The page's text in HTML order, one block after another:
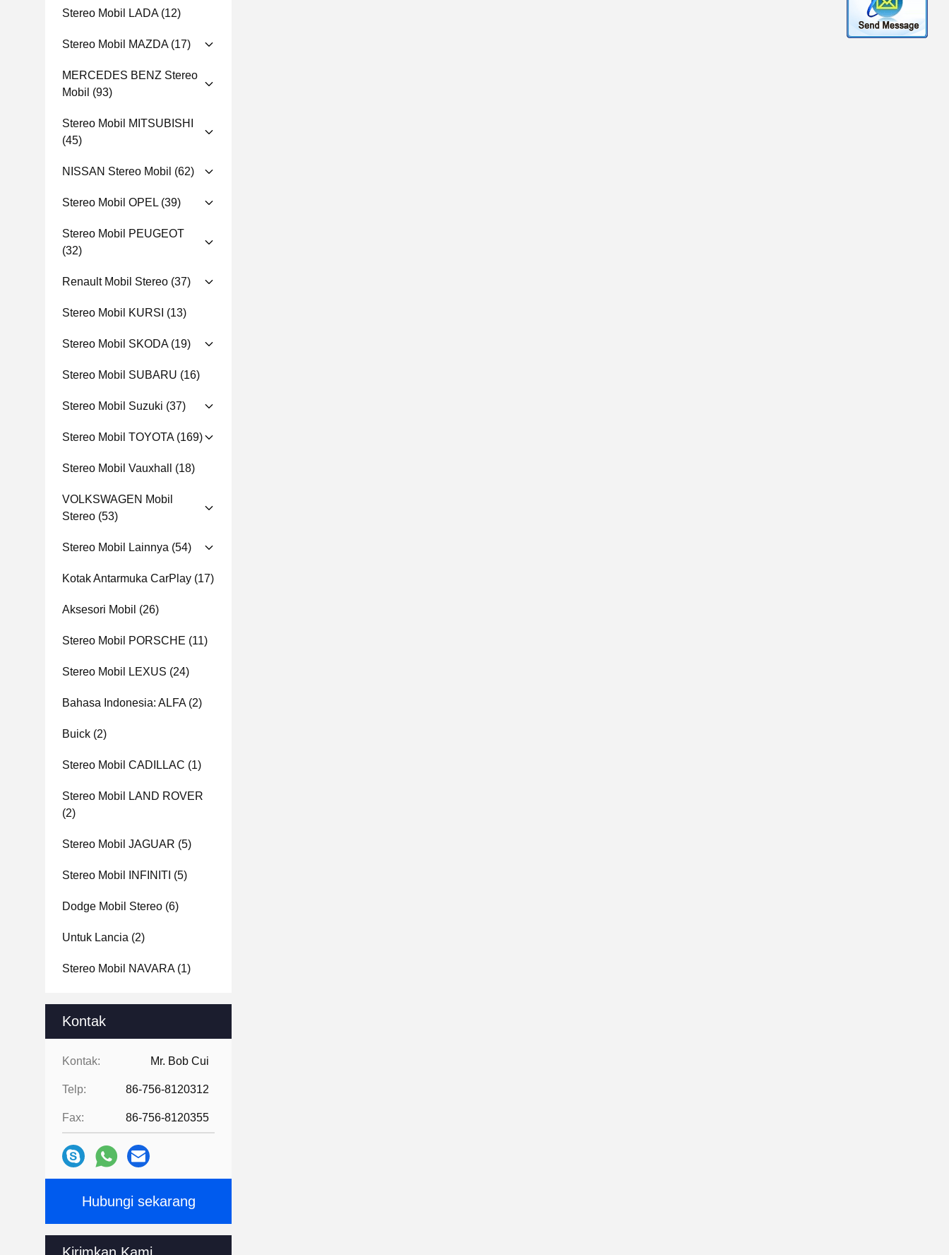
Stereo Mobil LADA(12)
Stereo Mobil MAZDA(17)
MERCEDES BENZ Stereo
Mobil (93)
Stereo Mobil MITSUBISHI
(45)
NISSAN Stereo Mobil (62)
Stereo Mobil OPEL (39)
Stereo Mobil PEUGEOT
(32)
Renault Mobil Stereo (37)
Stereo Mobil KURSI (13)
Stereo Mobil SKODA(19)
Stereo Mobil SUBARU (16)
Stereo Mobil Suzuki (37)
Stereo Mobil TOYOTA(169)
Stereo Mobil Vauxhall (18)
VOLKSWAGEN Mobil
Stereo (53)
Stereo Mobil Lainnya (54)
Kotak Antarmuka CarPlay (17)
Aksesori Mobil (26)
Stereo Mobil PORSCHE (11)
Stereo Mobil LEXUS (24)
Bahasa Indonesia: ALFA(2)
Buick (2)
Stereo Mobil CADILLAC (1)
Stereo Mobil LAND ROVER
(2)
Stereo Mobil JAGUAR (5)
Stereo Mobil INFINITI (5)
Dodge Mobil Stereo (6)
Untuk Lancia (2)
Stereo Mobil NAVARA(1)
Kontak
Kontak: Mr. Bob Cui
Telp: 86-756-8120312
Fax: 86-756-8120355
Hubungi sekarang